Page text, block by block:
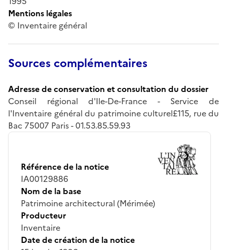
Mentions légales
© Inventaire général
Sources complémentaires
Adresse de conservation et consultation du dossier
Conseil régional d'Ile-De-France - Service de
l'Inventaire général du patrimoine culturel£115, rue du
Bac 75007 Paris - 01.53.85.59.93
Référence de la notice
IA00129886
Nom de la base
Patrimoine architectural (Mérimée)
Producteur
Inventaire
Date de création de la notice